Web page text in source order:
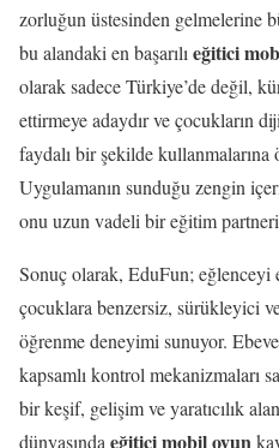
zorluğun üstesinden gelmelerine
bu alandaki en başarılıeğitici
olarak sadece Türkiye’de değil,
ettirmeye adaydır ve çocukların
faydalı bir şekilde
Uygulamanın sunduğu zengin
onu uzun vadeli bir eğitim
Sonuç olarak, EduFun; eğlenceyi
çocuklara benzersiz, sürükleyici
öğrenme deneyimi sunuyor.
kapsamlı kontrol mekanizmaları
bir keşif, gelişim ve yaratıcılık
dünyasında eğitici mobil oyun